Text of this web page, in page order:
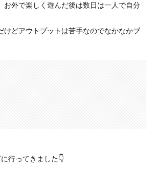
お外で楽しく遊んだ後は数日は一人で自分
けどアウトプットは苦手なのでなかなかブ
行ってきました👇